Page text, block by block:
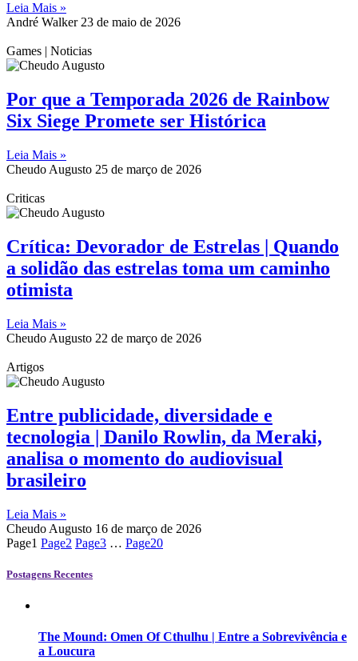
Leia Mais »
André Walker23 de maio de 2026
Games | Noticias
Por que a Temporada 2026 de Rainbow
Six Siege Promete ser Histórica
Leia Mais »
Cheudo Augusto 25 de março de 2026
Criticas
Crítica: Devorador de Estrelas | Quando
a solidão das estrelas toma um caminho
otimista
Leia Mais »
Cheudo Augusto 22 de março de 2026
Artigos
Entre publicidade, diversidade e
tecnologia | Danilo Rowlin, da Meraki,
analisa o momento do audiovisual
brasileiro
Leia Mais »
Cheudo Augusto 16 de março de 2026
Page1 Page2 Page3 … Page20
Postagens Recentes
The Mound: Omen Of Cthulhu | Entre a Sobrevivência e
a Loucura